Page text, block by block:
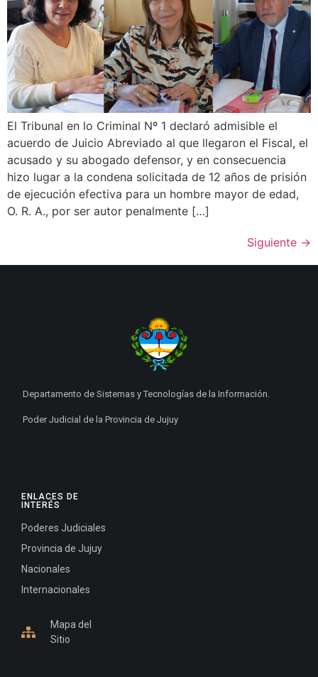
El Tribunal en lo Criminal Nº 1 declaró admisible el
acuerdo de Juicio Abreviado al que llegaron el Fiscal, el
acusado y su abogado defensor, y en consecuencia
hizo lugar a la condena solicitada de 12 años de prisión
de ejecución efectiva para un hombre mayor de edad,
O. R. A., por ser autor penalmente […]
Siguiente →
ENLACES DE
INTERÉS
Poderes Judiciales
Provincia de Jujuy
Nacionales
Internacionales
Mapa del
Sitio
Departamento de Sistemas y Tecnologías de la Información.
Poder Judicial de la Provincia de Jujuy